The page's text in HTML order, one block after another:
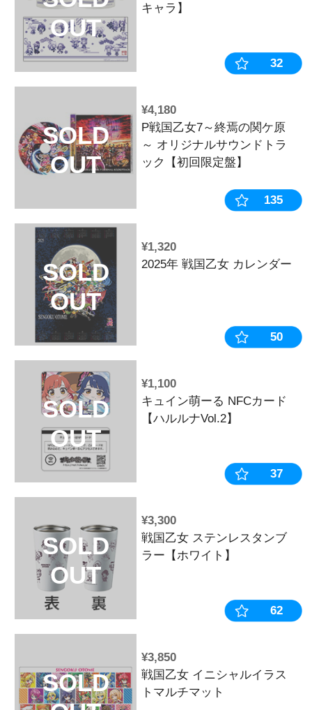
月24日まで
SOLD
¥8,800
【12月下旬頃
生産》戦国乙
ーム【萌え
軍】※2025年
SOLD
OUT
戦国乙女 総
SOLD
OUT
戦国乙女 グ
【HAPPY